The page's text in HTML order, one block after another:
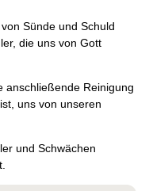
Sünde und Schuld
die uns von Gott
anschließende Reinigung
uns von unseren
und Schwächen